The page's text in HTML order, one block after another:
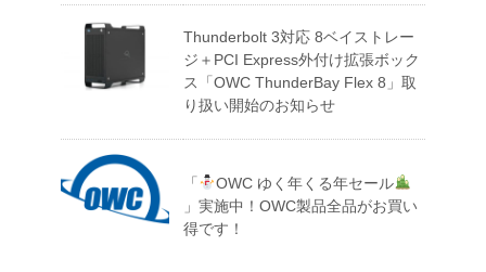
Thunderbolt 3対応 8ベイストレー
ジ＋PCI Express外付け拡張ボック
ス「OWC ThunderBay Flex 8」取
り扱い開始のお知らせ
「
OWC ゆく年くる年セール
」実施中！OWC製品全品がお買い
得です！